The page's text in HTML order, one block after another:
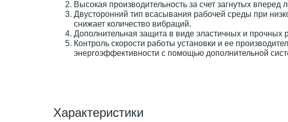
Высокая производительность за счет загнутых вперед
Двусторонний тип всасывания рабочей среды при
снижает количество вибраций.
Дополнительная защита в виде эластичных и прочных
Контроль скорости работы установки и ее
энергоэффективности с помощью дополнительной
Характеристики